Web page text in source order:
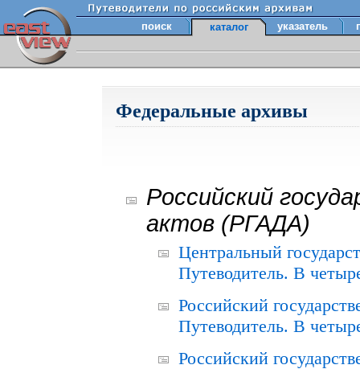
поиск каталог указатель
Федеральные архивы
Российский
актов (РГАДА)
Центральный
Путеводитель. В
Российский
Путеводитель. В
Российский